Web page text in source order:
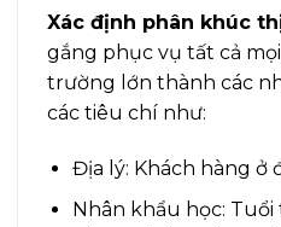
Xác định phân khúc
gắng phục vụ tất cả
trường lớn thành các
các tiêu chí như:
Địa lý: Khách hàng ở
Nhân khẩu học: